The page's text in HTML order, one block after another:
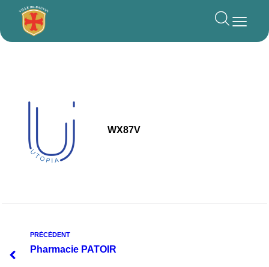
principal
WX87V
PRÉCÉDENT
Pharmacie PATOIR